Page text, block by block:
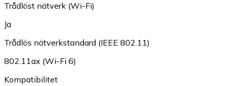
Trådlöst nätverk (Wi-Fi)
Ja
Trådlös nätverkstandard (IEEE 802.11)
802.11ax (Wi-Fi 6)
Kompatibilitet